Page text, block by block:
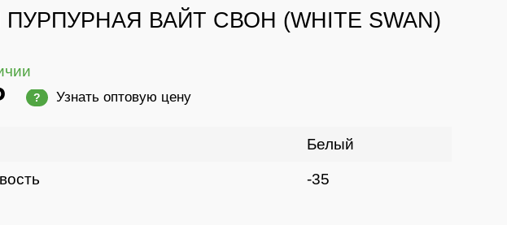
ВАЙТ СВОН (WHITE SWAN)
? Узнать оптовую цену
Белый
-35